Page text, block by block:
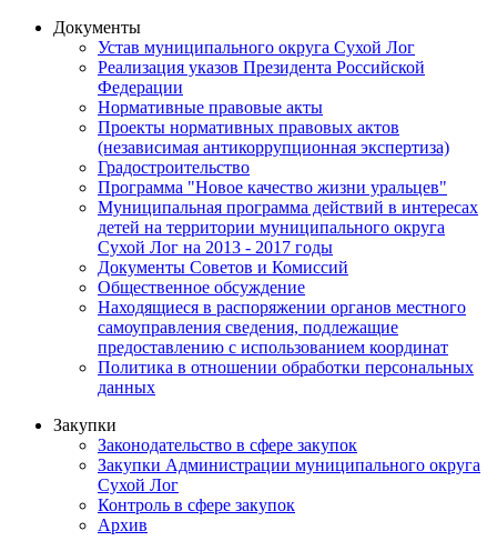
Документы
Устав муниципального округа Сухой Лог
Реализация указов Президента Российской
Федерации
Нормативные правовые акты
Проекты нормативных правовых актов
(независимая антикоррупционная экспертиза)
Градостроительство
Программа "Новое качество жизни уральцев"
Муниципальная программа действий в интересах
детей на территории муниципального округа
Сухой Лог на 2013 - 2017 годы
Документы Советов и Комиссий
Общественное обсуждение
Находящиеся в распоряжении органов местного
самоуправления сведения, подлежащие
предоставлению с использованием координат
Политика в отношении обработки персональных
данных
Закупки
Законодательство в сфере закупок
Закупки Администрации муниципального округа
Сухой Лог
Контроль в сфере закупок
Архив